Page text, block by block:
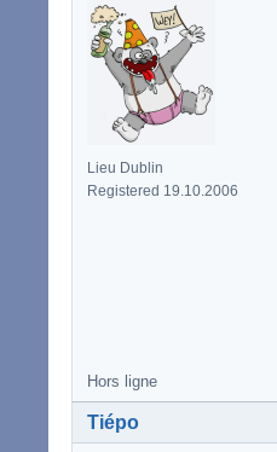
Lieu Dublin
Registered 19.10.2006
Hors ligne
Tiépo